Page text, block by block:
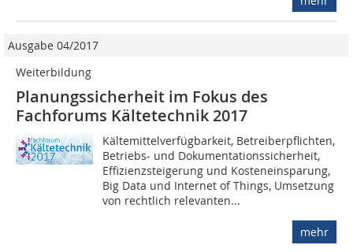
Ausgabe 04/2017
Weiterbildung
Planungssicherheit im Fokus des
Fachforums Kältetechnik 2017
Kältemittelverfügbarkeit, Betreiberpflichten,
Betriebs- und Dokumentationssicherheit,
Effizienzsteigerung und Kosteneinsparung,
Big Data und Internet of Things, Umsetzung
von rechtlich relevanten...
mehr